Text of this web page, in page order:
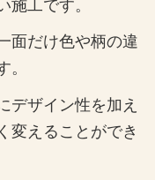
面だけ色や柄の違
デザイン性を加え
変えることができ